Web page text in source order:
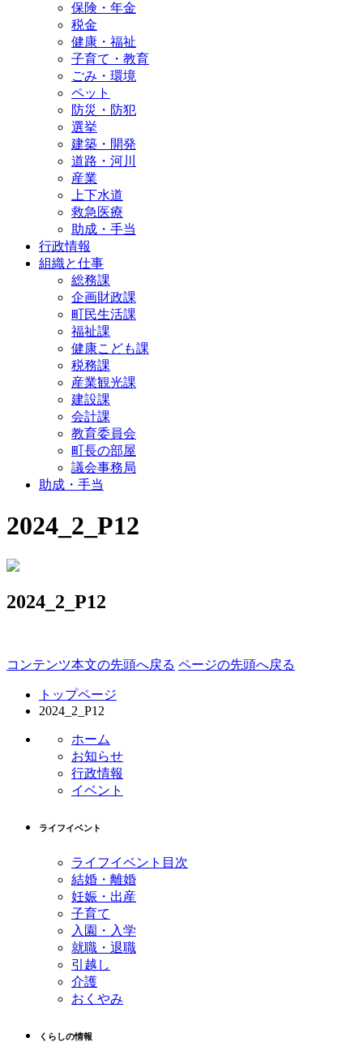
保険・年金
税金
健康・福祉
子育て・教育
ごみ・環境
ペット
防災・防犯
選挙
建築・開発
道路・河川
産業
上下水道
救急医療
助成・手当
行政情報
組織と仕事
総務課
企画財政課
町民生活課
福祉課
健康こども課
税務課
産業観光課
建設課
会計課
教育委員会
町長の部屋
議会事務局
助成・手当
2024_2_P12
2024_2_P12
コンテンツ本文の先頭へ戻る ページの先頭へ戻る
トップページ
2024_2_P12
ホーム
お知らせ
行政情報
イベント
ライフイベント
ライフイベント目次
結婚・離婚
妊娠・出産
子育て
入園・入学
就職・退職
引越し
介護
おくやみ
くらしの情報